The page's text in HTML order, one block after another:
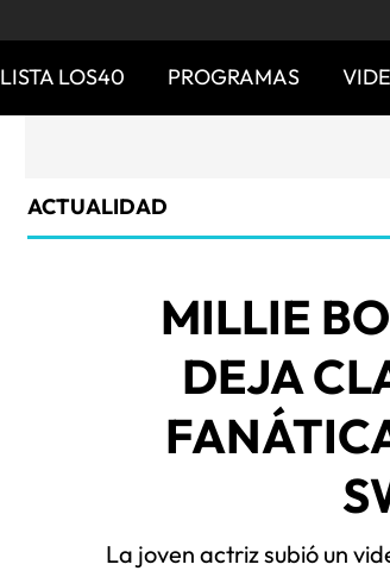
LISTA LOS40 PROGRAMAS
ACTUALIDAD
MILLIE
DEJA
La joven actriz subió un